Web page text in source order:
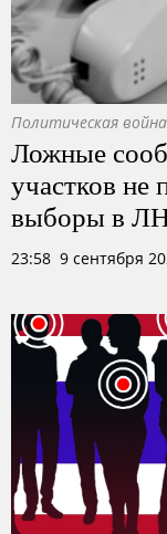
Политическая война
Ложные
участков не
выборы в
23:58 9 сентября